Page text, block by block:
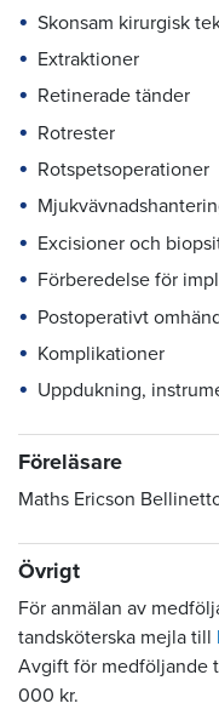
Skonsam kirurgisk
Extraktioner
Retinerade tänder
Rotrester
Rotspetsoperationer
Excisioner och
Förberedelse för
Postoperativt
Komplikationer
Uppdukning,
Föreläsare
Maths Ericson
Övrigt
För anmälan av
tandsköterska mejla till
Avgift för medföljande
000 kr.